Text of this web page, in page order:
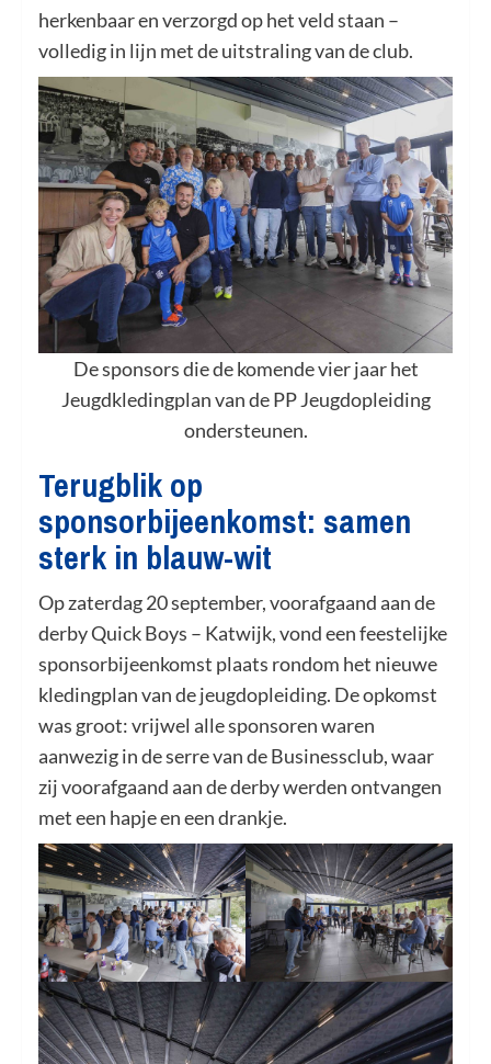
herkenbaar en verzorgd op het veld staan –
volledig in lijn met de uitstraling van de club.
De sponsors die de komende vier jaar het
Jeugdkledingplan van de PP Jeugdopleiding
ondersteunen.
Terugblik op
sponsorbijeenkomst: samen
sterk in blauw-wit
Op zaterdag 20 september, voorafgaand aan de
derby Quick Boys – Katwijk, vond een feestelijke
sponsorbijeenkomst plaats rondom het nieuwe
kledingplan van de jeugdopleiding. De opkomst
was groot: vrijwel alle sponsoren waren
aanwezig in de serre van de Businessclub, waar
zij voorafgaand aan de derby werden ontvangen
met een hapje en een drankje.